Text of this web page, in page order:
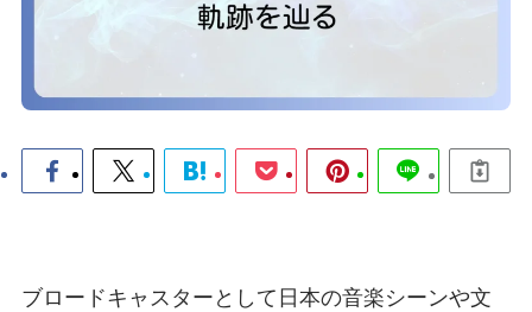
ブロードキャスターとして日本の音楽シーンや文